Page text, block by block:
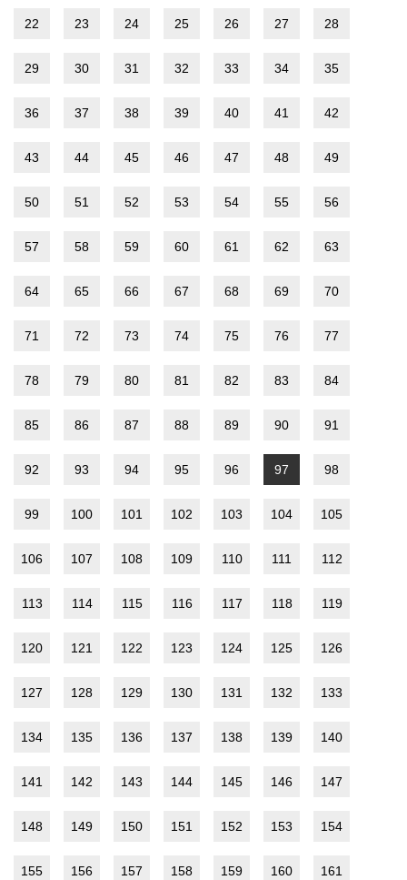
22 23 24 25 26 27 28
29 30 31 32 33 34 35
36 37 38 39 40 41 42
43 44 45 46 47 48 49
50 51 52 53 54 55 56
57 58 59 60 61 62 63
64 65 66 67 68 69 70
71 72 73 74 75 76 77
78 79 80 81 82 83 84
85 86 87 88 89 90 91
92 93 94 95 96 97 98
99 100 101 102 103 104 105
106 107 108 109 110 111 112
113 114 115 116 117 118 119
120 121 122 123 124 125 126
127 128 129 130 131 132 133
134 135 136 137 138 139 140
141 142 143 144 145 146 147
148 149 150 151 152 153 154
155 156 157 158 159 160 161